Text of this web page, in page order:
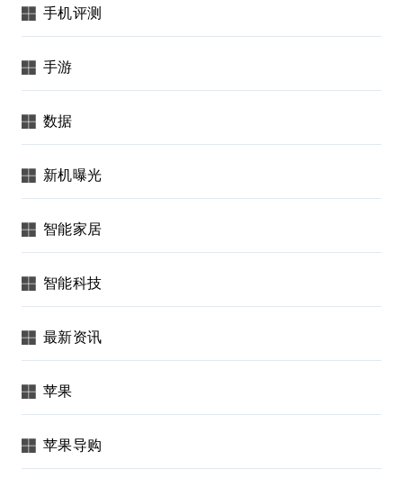
手机评测
手游
数据
新机曝光
智能家居
智能科技
最新资讯
苹果
苹果导购